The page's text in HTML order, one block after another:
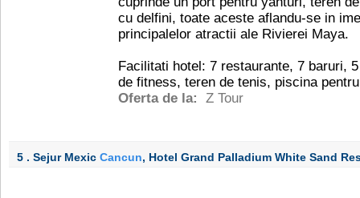
cu delfini, toate aceste aflandu-se in
principalelor atractii ale Rivierei Maya.
Facilitati hotel: 7 restaurante, 7 baruri,
de fitness, teren de tenis, piscina
Oferta de la:
Z Tour
5 . Sejur Mexic Cancun, Hotel Grand Palladium White Sand